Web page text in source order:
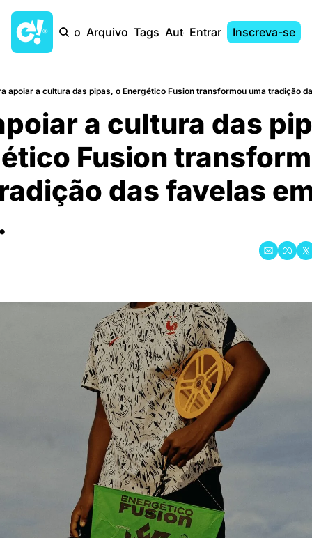
Início Arquivo Tags AutoresEntrar Inscreva-se
apoiar a cultura das pipas, o Energético Fusion transformou uma tradição
a cultura das
Fusion
das favelas